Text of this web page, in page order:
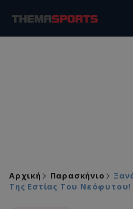
Αρχική Παρασκήνιο
Της Εστίας Του Νεόφυτου!